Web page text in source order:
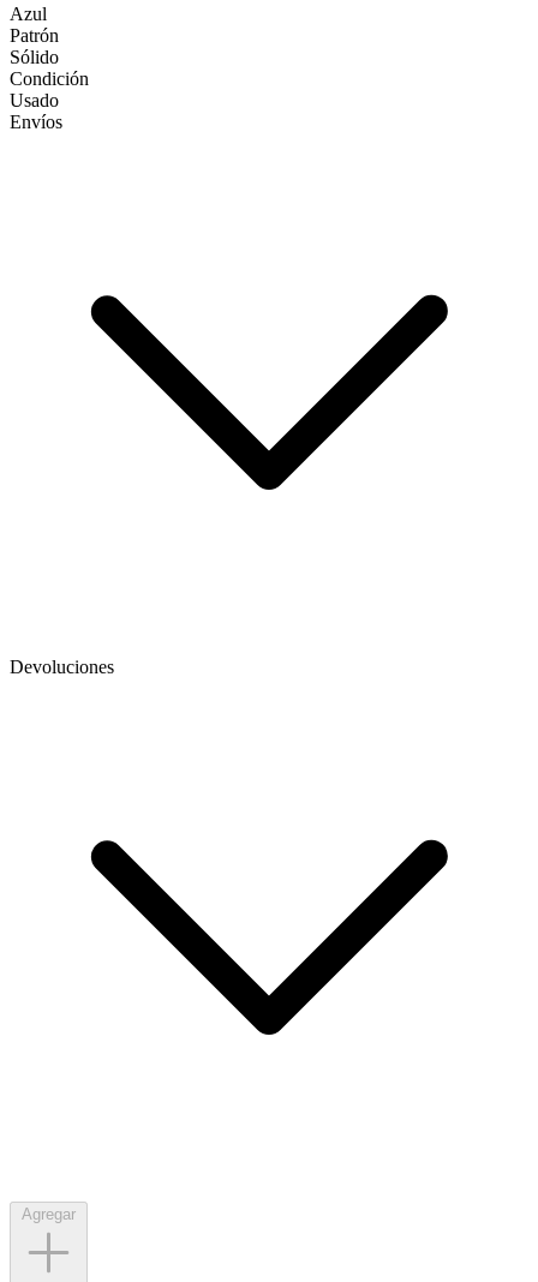
Azul
Patrón
Sólido
Condición
Usado
Envíos
Devoluciones